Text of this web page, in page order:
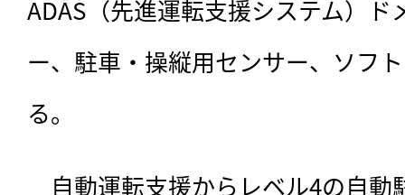
ADAS（先進運転支援システム）
ー、駐車・操縦用センサー、ソフ
る。
自動運転支援からレベル4の自動